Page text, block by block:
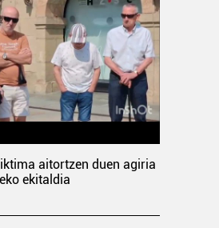
aitortzen duen agiria
ekitaldia